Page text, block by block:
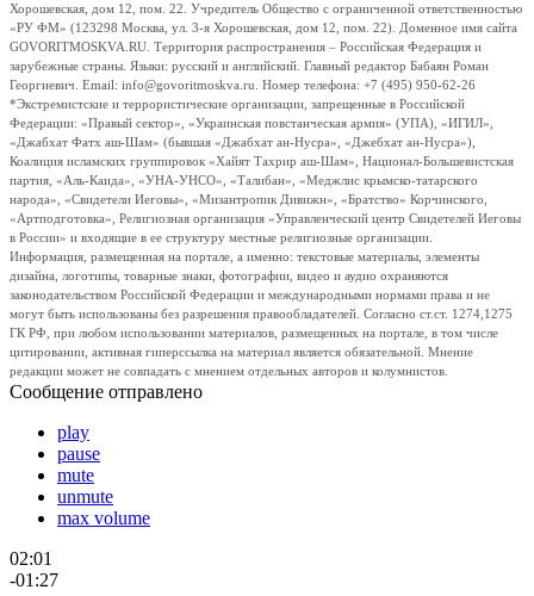
Хорошевская, дом 12, пом. 22. Учредитель Общество с ограниченной ответственностью
«РУ ФМ» (123298 Москва, ул. 3-я Хорошевская, дом 12, пом. 22). Доменное имя сайта
GOVORITMOSKVA.RU. Территория распространения – Российская Федерация и
зарубежные страны. Языки: русский и английский. Главный редактор Бабаян Роман
Георгиевич. Email: info@govoritmoskva.ru. Номер телефона: +7 (495) 950-62-26
*Экстремистские и террористические организации, запрещенные в Российской
Федерации: «Правый сектор», «Украинская повстанческая армия» (УПА), «ИГИЛ»,
«Джабхат Фатх аш-Шам» (бывшая «Джабхат ан-Нусра», «Джебхат ан-Нусра»),
Коалиция исламских группировок «Хайят Тахрир аш-Шам», Национал-Большевистская
партия, «Аль-Каида», «УНА-УНСО», «Талибан», «Меджлис крымско-татарского
народа», «Свидетели Иеговы», «Мизантропик Дивижн», «Братство» Корчинского,
«Артподготовка», Религиозная организация «Управленческий центр Свидетелей Иеговы
в России» и входящие в ее структуру местные религиозные организации.
Информация, размещенная на портале, а именно: текстовые материалы, элементы
дизайна, логотипы, товарные знаки, фотографии, видео и аудио охраняются
законодательством Российской Федерации и международными нормами права и не
могут быть использованы без разрешения правообладателей. Согласно ст.ст. 1274,1275
ГК РФ, при любом использовании материалов, размещенных на портале, в том числе
цитировании, активная гиперссылка на материал является обязательной. Мнение
редакции может не совпадать с мнением отдельных авторов и колумнистов.
Сообщение отправлено
play
pause
mute
unmute
max volume
02:01
-01:27